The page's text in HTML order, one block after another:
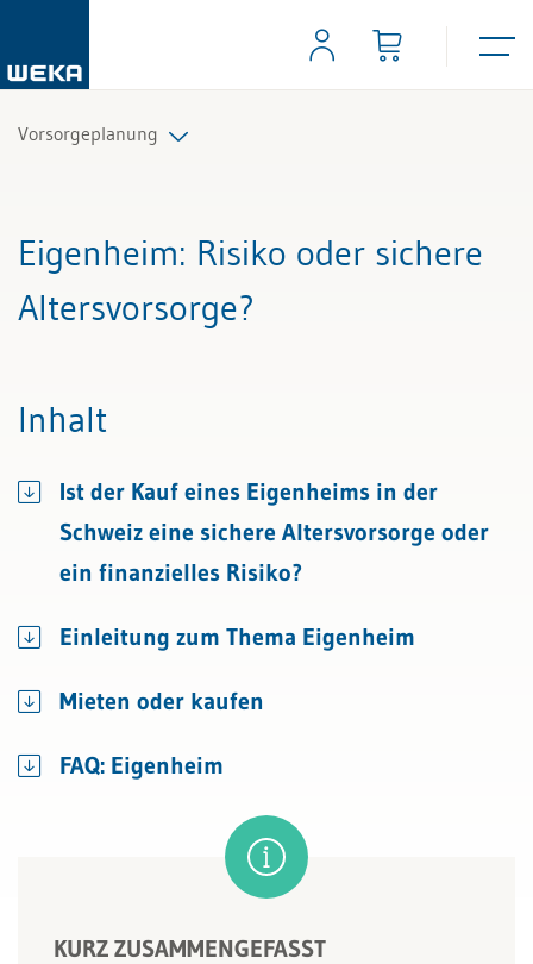
Vorsorgeplanung
Eigenheim: Risiko oder sichere
Altersvorsorge?
Inhalt
Ist der Kauf eines Eigenheims in der
Schweiz eine sichere Altersvorsorge oder
ein finanzielles Risiko?
Einleitung zum Thema Eigenheim
Mieten oder kaufen
FAQ: Eigenheim
KURZ ZUSAMMENGEFASST